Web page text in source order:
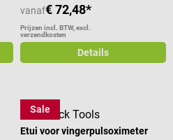
vanaf€ 72,48*
Prijzen incl. BTW, excl.
verzendkosten
Details
Sale
DocCheck Tools
Etui voor vingerpulsoximeter